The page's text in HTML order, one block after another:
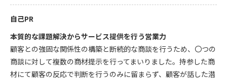
自己PR
本質的な課題解決からサービス提供を行う営業力
顧客との強固な関係性の構築と断続的な商談を行うため、〇つの
商談に対して複数の商材提示を行ってまいりました。持参した商
材にて顧客の反応で判断を行うのみに留まらず、顧客が話した潜